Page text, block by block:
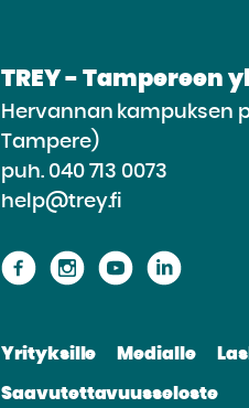
TREY - Tampereen
Hervannan kampuksen
Tampere)
puh. 040 713 0073
help@trey.fi
SiirrySiirrySiirrySiirry
Yrityksille Medialle
Saavutettavuusseloste